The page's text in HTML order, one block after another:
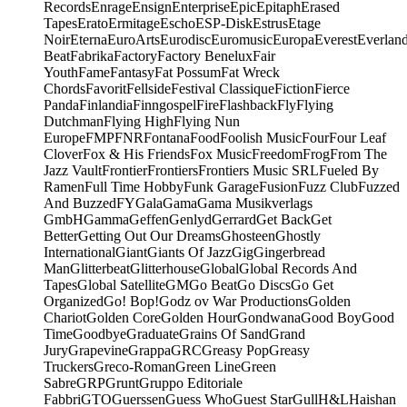
RecordsEnrageEnsignEnterpriseEpicEpitaphErased
TapesEratoErmitageEschoESP-DiskEstrusEtage
NoirEternaEuroArtsEurodiscEuromusicEuropaEverest
BeatFabrikaFactoryFactory BeneluxFair
YouthFameFantasyFat PossumFat Wreck
ChordsFavoritFellsideFestival ClassiqueFictionFierce
PandaFinlandiaFinngospelFireFlashbackFlyFlying
DutchmanFlying HighFlying Nun
EuropeFMPFNRFontanaFoodFoolish MusicFourFour Leaf
CloverFox & His FriendsFox MusicFreedomFrogFrom The
Jazz VaultFrontierFrontiersFrontiers Music SRLFueled By
RamenFull Time HobbyFunk GarageFusionFuzz ClubFuzzed
And BuzzedFYGalaGamaGama Musikverlags
GmbHGammaGeffenGenlydGerrardGet BackGet
BetterGetting Out Our DreamsGhosteenGhostly
InternationalGiantGiants Of JazzGigGingerbread
ManGlitterbeatGlitterhouseGlobalGlobal Records And
TapesGlobal SatelliteGMGo BeatGo DiscsGo Get
OrganizedGo! Bop!Godz ov War ProductionsGolden
ChariotGolden CoreGolden HourGondwanaGood BoyGood
TimeGoodbyeGraduateGrains Of SandGrand
JuryGrapevineGrappaGRCGreasy PopGreasy
TruckersGreco-RomanGreen LineGreen
SabreGRPGruntGruppo Editoriale
FabbriGTOGuerssenGuess WhoGuest StarGullH&LHaishan